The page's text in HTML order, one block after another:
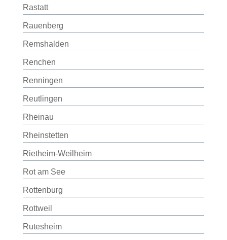
Rastatt
Rauenberg
Remshalden
Renchen
Renningen
Reutlingen
Rheinau
Rheinstetten
Rietheim-Weilheim
Rot am See
Rottenburg
Rottweil
Rutesheim